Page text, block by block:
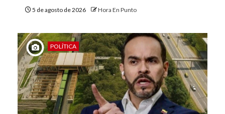
5 de agosto de 2026 Hora En Punto
POLÍTICA